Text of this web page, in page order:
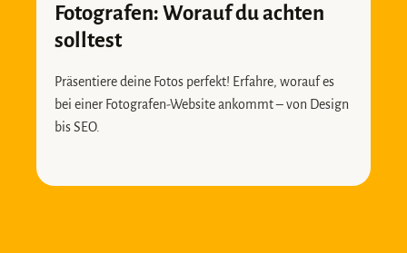
Fotografen: Worauf du achten
solltest
Präsentiere deine Fotos perfekt! Erfahre, worauf es
bei einer Fotografen-Website ankommt – von Design
bis SEO.